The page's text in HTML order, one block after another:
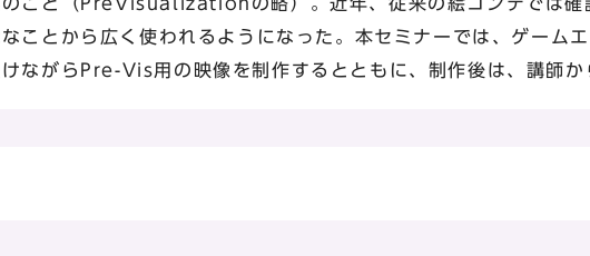
なことから広く使われるようになった。本セミナーでは、ゲーム
ながらPre-Vis用の映像を制作するとともに、制作後は、講師か